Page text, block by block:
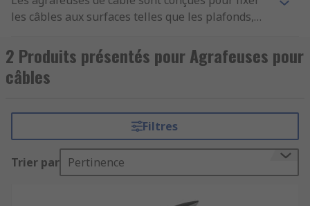
les câbles aux surfaces telles que les plafonds,
l'isolation du câble ne soit endommagée, les
agrafeuses de câble utilisent des agrafes
spéciales avec un dessus arrondi. Les agrafeuses
électriques, de données et de
2 Produits présentés pour Agrafeuses pour
câbles
Filtres
Trier par Pertinence